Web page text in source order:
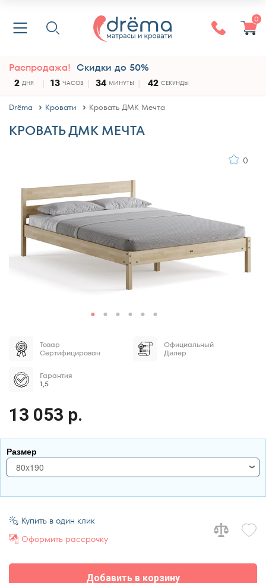
0
Распродажа! Скидки до 50%
2 ДНЯ 13 ЧАСОВ 34 МИНУТЫ 41 СЕКУНДА
Drёma Кровати Кровать ДМК Мечта
КРОВАТЬ ДМК МЕЧТА
0
Товар
Сертифицирован
Официальный
Дилер
Гарантия
1,5
13 053 р.
Размер
80x190
90x190
90x200
Добавить в корзину
Купить в один клик
Оформить рассрочку